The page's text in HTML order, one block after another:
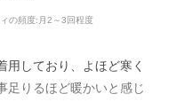
の頻度: 月2～3回程度
用しており、よほど寒く
足りるほど暖かいと感じ